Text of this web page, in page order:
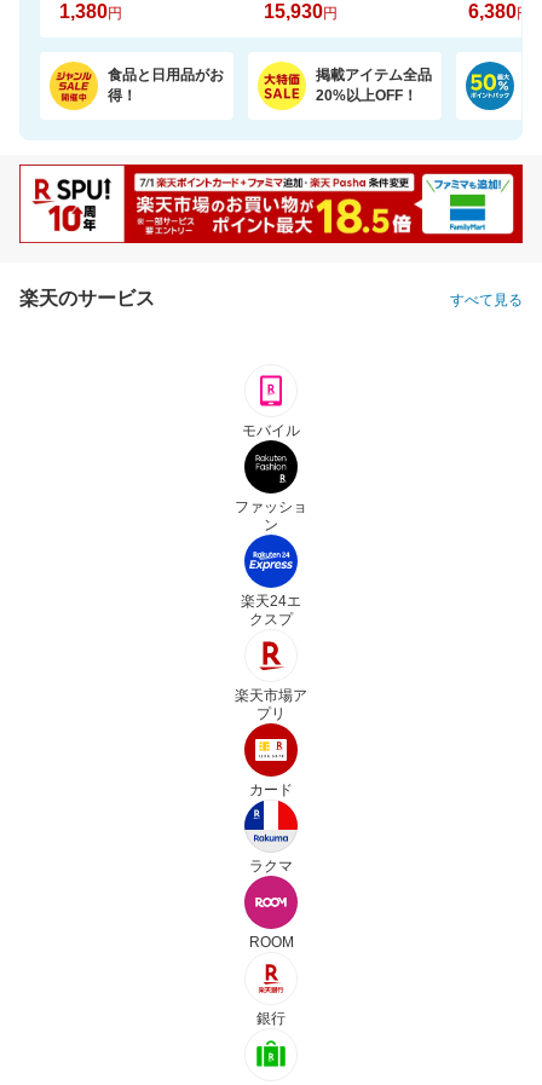
1,380円 15,930円 6,380円
食品と日用品がお
得！
掲載アイテム全品
20%以上OFF！
楽天のサービス すべて見る
モバイル
ファッショ
ン
楽天24エ
クスプ
楽天市場ア
プリ
カード
ラクマ
ROOM
銀行